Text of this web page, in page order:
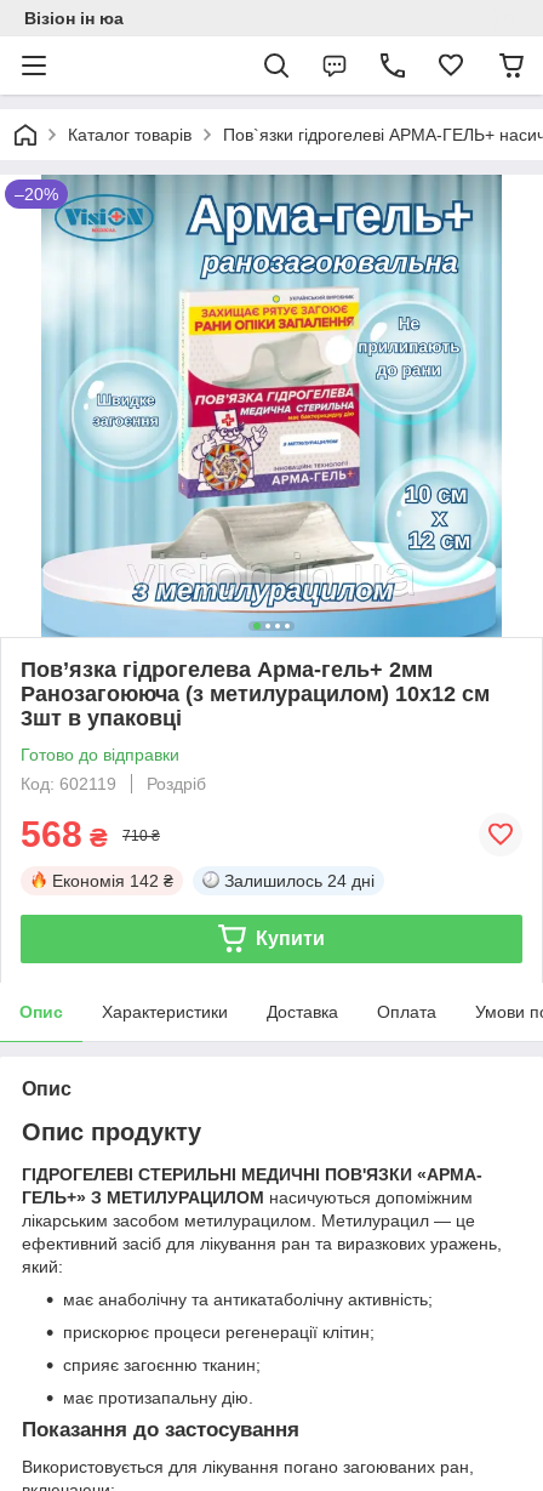
Візіон ін юа
Каталог товарів Пов`язки гідрогелеві АРМА-ГЕЛЬ+
–20%
Пов’язка гідрогелева Арма-гель+ 2мм
Ранозагоююча (з метилурацилом) 10х12 см
3шт в упаковці
Готово до відправки
Код: 602119
Роздріб
568 ₴ 710 ₴
Економія 142 ₴ Залишилось 24 дні
Купити
Опис Характеристики Доставка Оплата Умови
Опис
Опис продукту
ГІДРОГЕЛЕВІ СТЕРИЛЬНІ МЕДИЧНІ ПОВ'ЯЗКИ «АРМА-
ГЕЛЬ+» З МЕТИЛУРАЦИЛОМ насичуються допоміжним
лікарським засобом метилурацилом. Метилурацил — це
ефективний засіб для лікування ран та виразкових уражень,
який:
має анаболічну та антикатаболічну активність;
прискорює процеси регенерації клітин;
сприяє загоєнню тканин;
має протизапальну дію.
Показання до застосування
Використовується для лікування погано загоюваних ран,